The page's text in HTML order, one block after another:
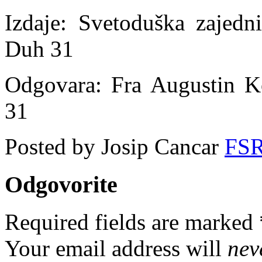
Izdaje: Svetoduška
Duh 31
Odgovara: Fra Augustin
31
Posted by Josip Cancar
Odgovorite
Required fields are marked
Your email address will